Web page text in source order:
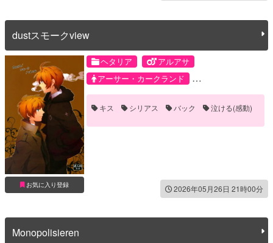
dustスモークview
お気に入り登録
ヘタリア
アルアサ
アーサー・カークランド
アルフレッド・F・ジョーンズ
キス シリアス バック 泣ける(感動)
2026年05月26日 21時00分
Monopolisieren